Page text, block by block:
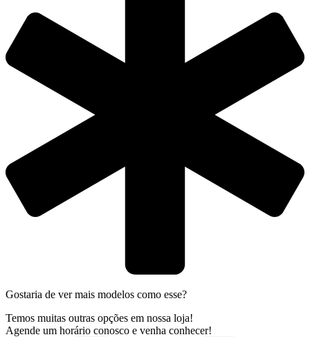
Gostaria de ver mais modelos como esse?
Temos muitas outras opções em nossa loja!
Agende um horário conosco e venha conhecer!